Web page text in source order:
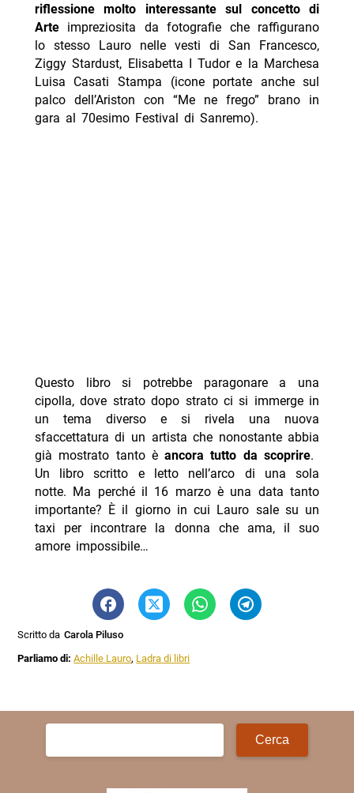
riflessione molto interessante sul concetto di
Arteimpreziosita da fotografie che raffigurano
lo stesso Lauro nelle vesti di
San Francesco,
Ziggy Stardust, Elisabetta I Tudor e la Marchesa
Luisa Casati Stampa (icone portate anche sul
palco dell’Ariston con “Me ne frego” brano in
gara al 70esimo Festival di Sanremo).
Questo libro si potrebbe paragonare a una
cipolla, dove strato dopo strato ci si immerge in
un tema diverso e si rivela una nuova
sfaccettatura di un artista che nonostante abbia
già mostrato tanto èancora tutto da scoprire.
Un libro scritto e letto nell’arco di una sola
notte. Ma perché il 16 marzo è una data tanto
importante? È il giorno in cui Lauro sale su un
taxi per incontrare la donna che ama, il suo
amore impossibile…
Scritto da Carola Piluso
Parliamo di:Achille Lauro, Ladra di libri
Ricerca